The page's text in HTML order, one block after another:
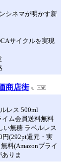
シネマが明かす新
サイクルを実現
商店街
レス 500ml
イム会員送料無料
い無糖 ラベルレス
円(292pt還元・実
料(Amazonプライ
りま